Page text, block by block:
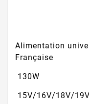
Alimentation
Française
130W
15V/16V/18V/